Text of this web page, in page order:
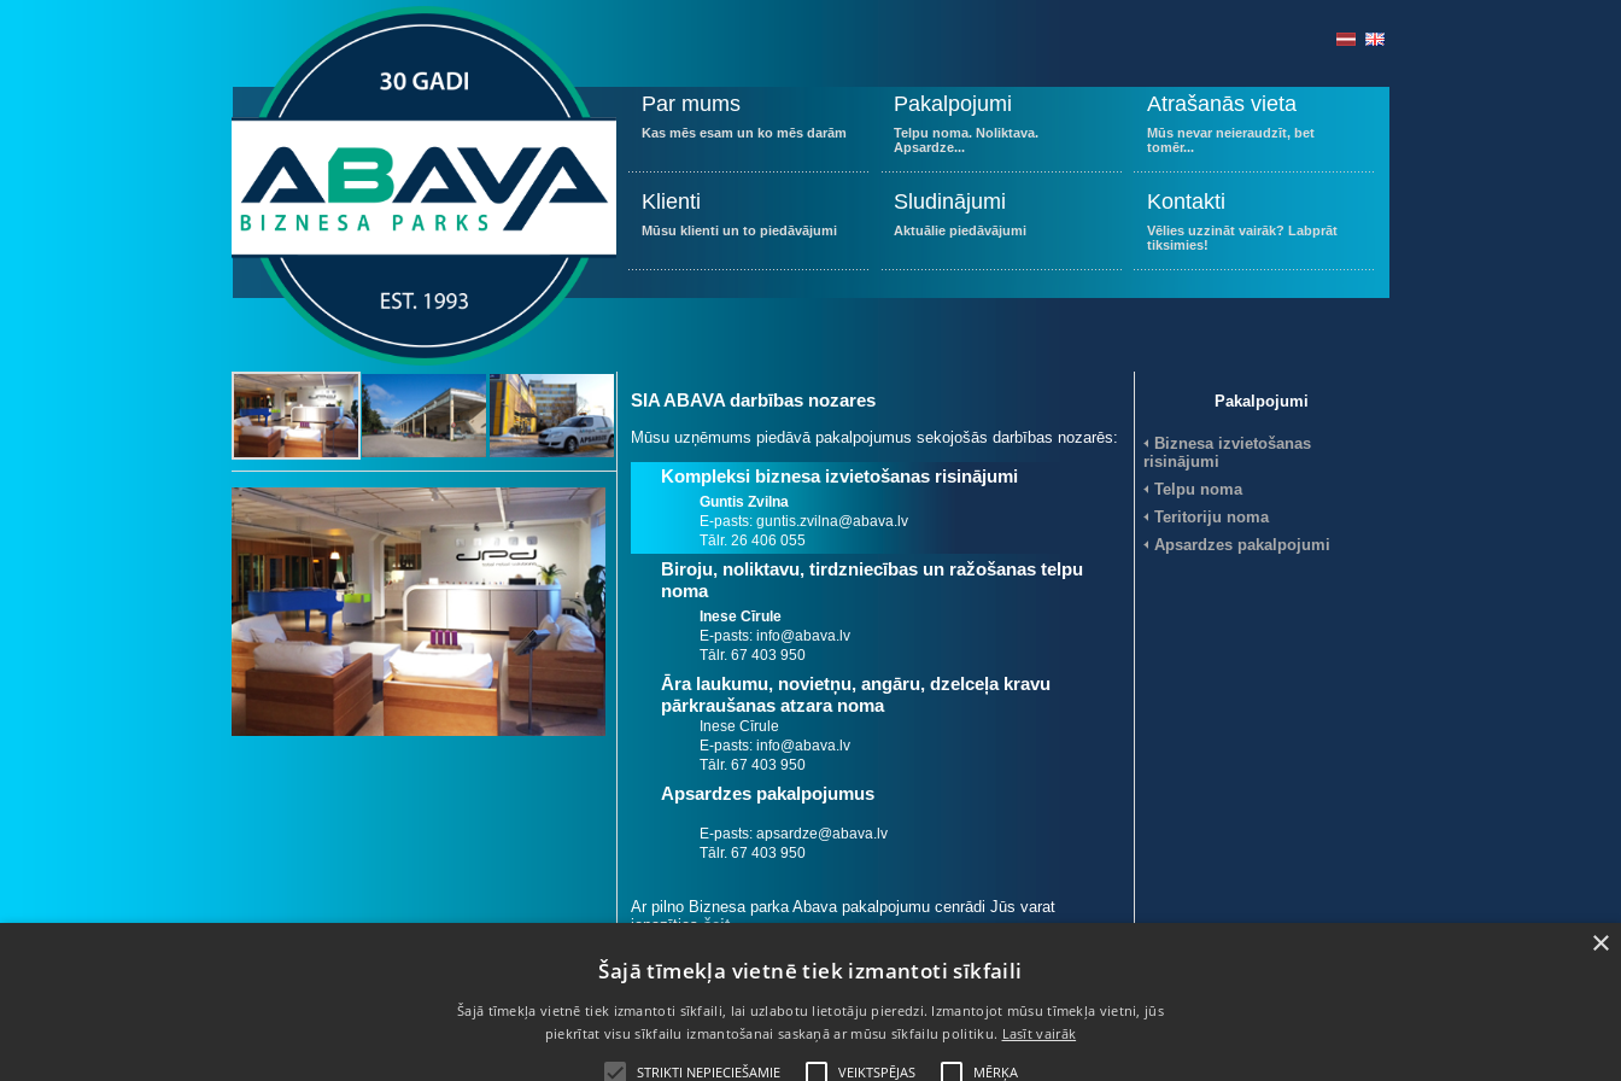
Par mums
Kas mēs esam un ko mēs darām
Pakalpojumi
Telpu noma. Noliktava.
Apsardze...
Atrašanās vieta
Mūs nevar neieraudzīt, bet
tomēr...
Klienti
Mūsu klienti un to piedāvājumi
Sludinājumi
Aktuālie piedāvājumi
Kontakti
Vēlies uzzināt vairāk? Labprāt
tiksimies!
SIA ABAVA darbības nozares
Mūsu uzņēmums piedāvā pakalpojumus sekojošās darbības nozarēs:
Kompleksi biznesa izvietošanas risinājumi
Guntis Zvilna
E-pasts: guntis.zvilna@abava.lv
Tālr. 26 406 055
Biroju, noliktavu, tirdzniecības un ražošanas telpu
noma
Inese Cīrule
E-pasts: info@abava.lv
Tālr. 67 403 950
Āra laukumu, novietņu, angāru, dzelceļa kravu
pārkraušanas atzara noma
Inese Cīrule
E-pasts: info@abava.lv
Tālr. 67 403 950
Apsardzes pakalpojumus
E-pasts: apsardze@abava.lv
Tālr. 67 403 950
Ar pilno Biznesa parka Abava pakalpojumu cenrādi Jūs varat
iepazītiesšeit.
Pakalpojumi
Biznesa izvietošanas
risinājumi
Telpu noma
Teritoriju noma
Apsardzes pakalpojumi
67 403 950- Informācijas tālrunis
67 424 705- Apsardzes dienests
×
Šajā tīmekļa vietnē tiek izmantoti sīkfaili
Šajā tīmekļa vietnē tiek izmantoti sīkfaili, lai uzlabotu lietotāju pieredzi. Izmantojot mūsu tīmekļa vietni, jūs
piekrītat visu sīkfailu izmantošanai saskaņā ar mūsu sīkfailu politiku. Lasīt vairāk
STRIKTI NEPIECIEŠAMIE VEIKTSPĒJAS MĒRĶA